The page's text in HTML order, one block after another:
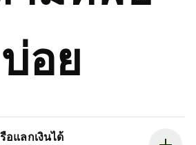
บ่อย
อแลกเงินได้